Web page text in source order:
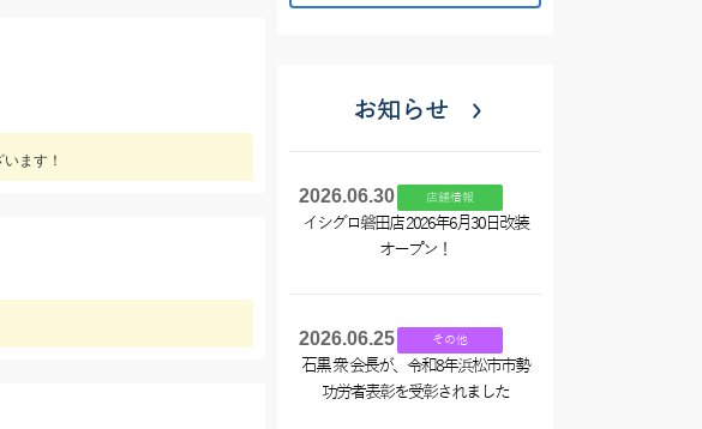
ます！
お知らせ
2026.06.30 店舗情報
イシグロ磐田店 2026年6月30日改装
オープン！
2026.06.25 その他
石黒 衆 会長が、令和8年浜松市市勢
功労者表彰を受彰されました